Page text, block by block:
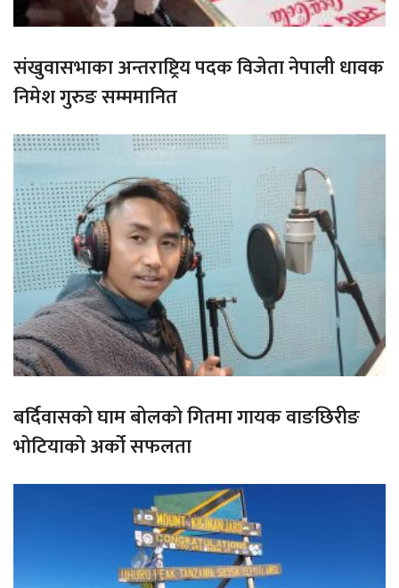
संखुवासभाका अन्तराष्ट्रिय पदक विजेता नेपाली धावक
निमेश गुरुङ सम्ममानित
बर्दिवासको घाम बोलको गितमा गायक वाङछिरीङ
भोटियाको अर्को सफलता